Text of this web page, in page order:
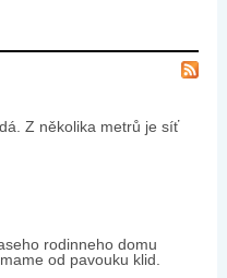
Z několika metrů je síť
rodinneho domu
od pavouku klid.